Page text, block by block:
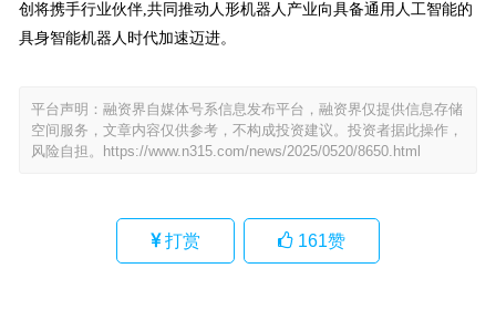
创将携手行业伙伴,共同推动人形机器人产业向具备通用人工智能的
具身智能机器人时代加速迈进。
平台声明：融资界自媒体号系信息发布平台，融资界仅提供信息存储
空间服务，文章内容仅供参考，不构成投资建议。投资者据此操作，
风险自担。
https://www.n315.com/news/2025/0520/8650.html
打赏 161赞